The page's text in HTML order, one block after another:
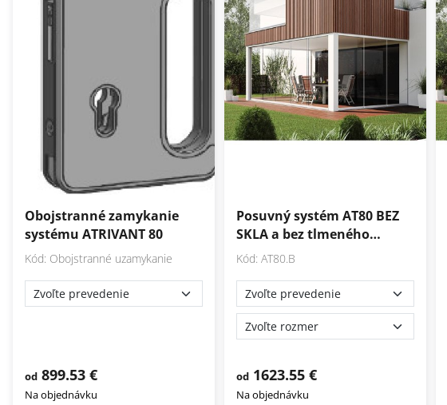
Obojstranné zamykanie
systému ATRIVANT 80
Kód: Obojstranné uzamykanie
od 899.53 €
Na objednávku
Posuvný systém AT80 BEZ
SKLA a bez tlmeného…
Kód: AT80.B
od1623.55 €
Na objednávku